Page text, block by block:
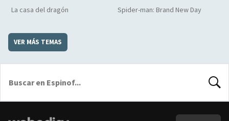
La casa del dragón Spider-man: Brand New Day
VER MÁS TEMAS